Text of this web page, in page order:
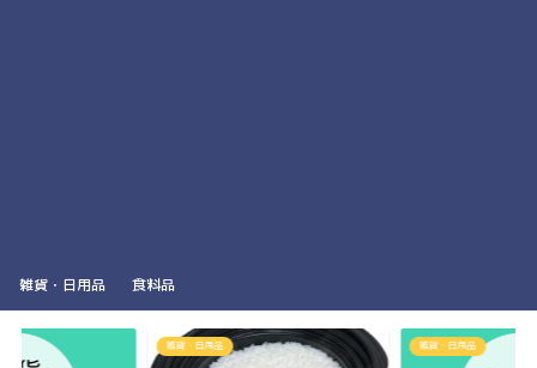
雑貨・日用品 食料品
雑貨・日用品 雑貨・日用品